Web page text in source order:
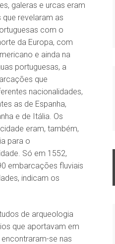
galeras e urcas eram
revelaram as
com o
da Europa, com
e ainda na
portuguesas, a
que
nacionalidades,
as de Espanha,
e de Itália. Os
eram, também,
para o
Só em 1552,
embarcações fluviais
indicam os
de arqueologia
que aportavam em
se nas